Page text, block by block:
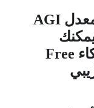
AGI
Free